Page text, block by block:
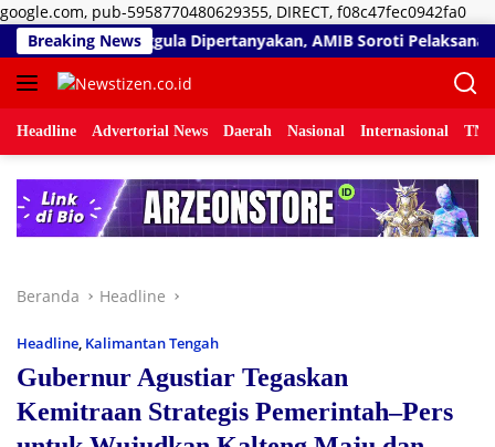
google.com, pub-5958770480629355, DIRECT, f08c47fec0942fa0
ke
Breaking News
Ilotunggula Dipertanyakan, AMIB Soroti Pelaksana
Headline Advertorial News Daerah Nasional Internasional
Beranda Headline
Headline, Kalimantan Tengah
Gubernur Agustiar Tegaskan
Kemitraan Strategis Pemerintah–Pers